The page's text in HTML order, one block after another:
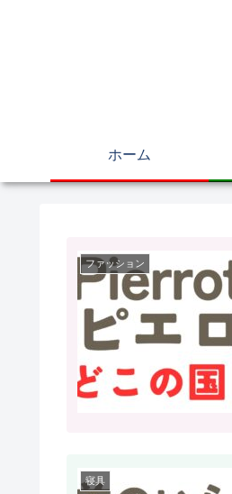
ホーム
ファッション
寝具